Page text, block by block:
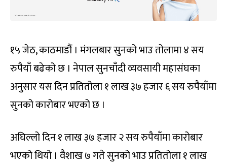
१५ जेठ, काठमाडौं । मंगलबार सुनको भाउ तोलामा ४ सय
रुपैयाँ बढेको छ । नेपाल सुनचाँदी व्यवसायी महासंघका
अनुसार यस दिन प्रतितोला १ लाख ३७ हजार ६ सय रुपैयाँमा
सुनको कारोबार भएको छ ।
अघिल्लो दिन १ लाख ३७ हजार २ सय रुपैयाँमा कारोबार
भएको थियो । वैशाख ७ गते सुनको भाउ प्रतितोला १ लाख